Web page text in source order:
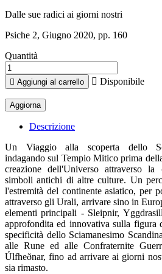
Dalle sue radici ai giorni nostri
Psiche 2, Giugno 2020, pp. 160
Quantità
 Aggiungi al carrello  Disponibile
Descrizione
Un Viaggio alla scoperta dello
indagando sul Tempio Mitico prima
creazione dell'Universo attraverso
simboli antichi di altre culture. Un
l'estremità del continente asiatico, per
attraverso gli Urali, arrivare sino in
elementi principali - Sleipnir,
approfondita ed innovativa sulla figura
specificità dello Sciamanesimo
alle Rune ed alle Confraternite
Úlfheðnar, fino ad arrivare ai giorni
sia rimasto.